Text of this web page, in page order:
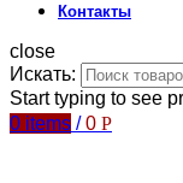
Контакты
close
Искать:
Start typing to see
0 items / 0 Р